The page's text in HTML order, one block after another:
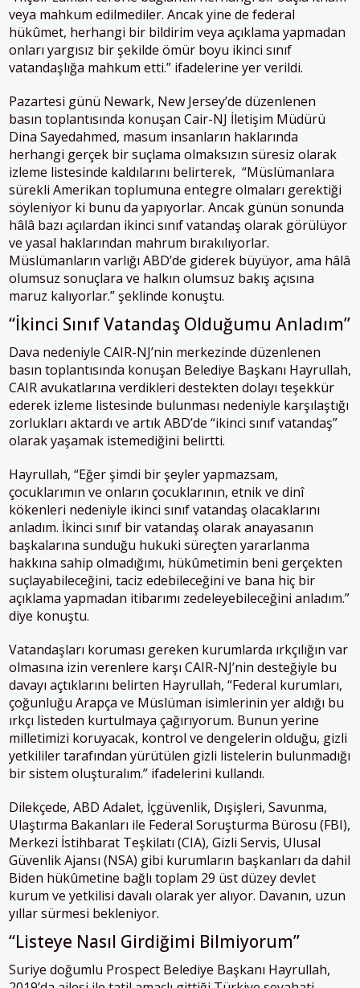
veya mahkum edilmediler. Ancak yine de federal
hükûmet, herhangi bir bildirim veya açıklama yapmadan
onları yargısız bir şekilde ömür boyu ikinci sınıf
vatandaşlığa mahkum etti.” ifadelerine yer verildi.
Pazartesi günü Newark, New Jersey’de düzenlenen
basın toplantısında konuşan Cair-NJ İletişim Müdürü
Dina Sayedahmed, masum insanların haklarında
herhangi gerçek bir suçlama olmaksızın süresiz olarak
izleme listesinde kaldılarını belirterek, “Müslümanlara
sürekli Amerikan toplumuna entegre olmaları gerektiği
söyleniyor ki bunu da yapıyorlar. Ancak günün sonunda
hâlâ bazı açılardan ikinci sınıf vatandaş olarak görülüyor
ve yasal haklarından mahrum bırakılıyorlar.
Müslümanların varlığı ABD’de giderek büyüyor, ama hâlâ
olumsuz sonuçlara ve halkın olumsuz bakış açısına
maruz kalıyorlar.” şeklinde konuştu.
“İkinci Sınıf Vatandaş Olduğumu Anladım”
Dava nedeniyle CAIR-NJ’nin merkezinde düzenlenen
basın toplantısında konuşan Belediye Başkanı Hayrullah,
CAIR avukatlarına verdikleri destekten dolayı teşekkür
ederek izleme listesinde bulunması nedeniyle karşılaştığı
zorlukları aktardı ve artık ABD’de “ikinci sınıf vatandaş”
olarak yaşamak istemediğini belirtti.
Hayrullah, “Eğer şimdi bir şeyler yapmazsam,
çocuklarımın ve onların çocuklarının, etnik ve dinî
kökenleri nedeniyle ikinci sınıf vatandaş olacaklarını
anladım. İkinci sınıf bir vatandaş olarak anayasanın
başkalarına sunduğu hukuki süreçten yararlanma
hakkına sahip olmadığımı, hükûmetimin beni gerçekten
suçlayabileceğini, taciz edebileceğini ve bana hiç bir
açıklama yapmadan itibarımı zedeleyebileceğini anladım.”
diye konuştu.
Vatandaşları koruması gereken kurumlarda ırkçılığın var
olmasına izin verenlere karşı CAIR-NJ’nin desteğiyle bu
davayı açtıklarını belirten Hayrullah, “Federal kurumları,
çoğunluğu Arapça ve Müslüman isimlerinin yer aldığı bu
ırkçı listeden kurtulmaya çağırıyorum. Bunun yerine
milletimizi koruyacak, kontrol ve dengelerin olduğu, gizli
yetkililer tarafından yürütülen gizli listelerin bulunmadığı
bir sistem oluşturalım.” ifadelerini kullandı.
Dilekçede, ABD Adalet, İçgüvenlik, Dışişleri, Savunma,
Ulaştırma Bakanları ile Federal Soruşturma Bürosu (FBI),
Merkezi İstihbarat Teşkilatı (CIA), Gizli Servis, Ulusal
Güvenlik Ajansı (NSA) gibi kurumların başkanları da dahil
Biden hükûmetine bağlı toplam 29 üst düzey devlet
kurum ve yetkilisi davalı olarak yer alıyor. Davanın, uzun
yıllar sürmesi bekleniyor.
“Listeye Nasıl Girdiğimi Bilmiyorum”
Suriye doğumlu Prospect Belediye Başkanı Hayrullah,